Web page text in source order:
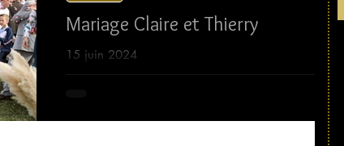
Mariage Claire et Thierry
15 juin 2024